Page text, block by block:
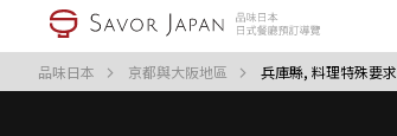
品味日本 京都與大阪地區 兵庫縣, 料理特殊要求